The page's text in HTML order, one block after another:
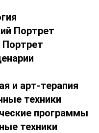
Портрет
Портрет
и арт-терапия
техники
программы
техники